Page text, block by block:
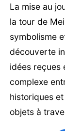
La mise au
la tour de
symbolisme
découverte
idées reçues
complexe
historiques
objets à